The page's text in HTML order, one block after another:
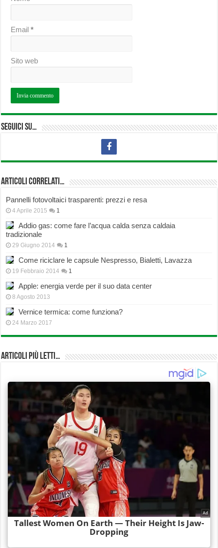
Email*
Sito web
Seguici su…
Articoli correlati…
Pannelli fotovoltaici trasparenti: prezzi e resa
4 Aprile 2015 1
Addio gas: come fare l’acqua calda senza caldaia
tradizionale
29 Giugno 2014 1
Come riciclare le capsule Nespresso, Bialetti, Lavazza
19 Febbraio 2014 1
Apple: energia verde per il suo data center
8 Agosto 2013
Vernice termica: come funziona?
24 Marzo 2017
Articoli più Letti…